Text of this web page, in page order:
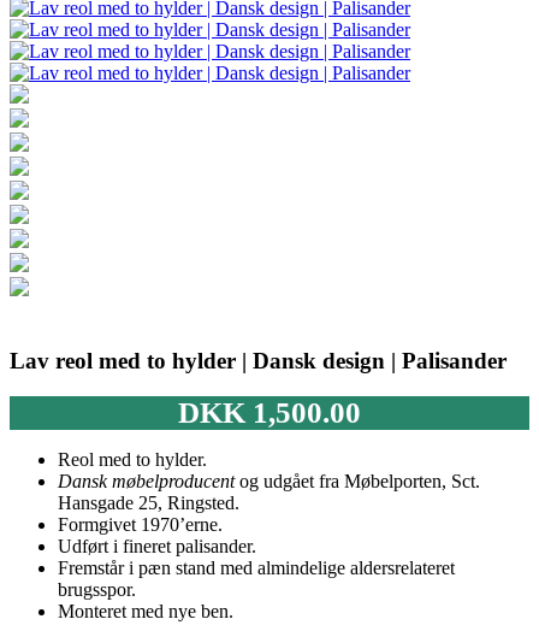
Lav reol med to hylder | Dansk design | Palisander
DKK1,500.00
Reol med to hylder.
Dansk møbelproducentog udgået fra Møbelporten, Sct.
Hansgade 25, Ringsted.
Formgivet 1970’erne.
Udført i fineret palisander.
Fremstår i pæn stand med almindelige aldersrelateret
brugsspor.
Monteret med nye ben.